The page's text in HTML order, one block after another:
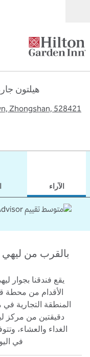
هيلتون
الآراء
بالقرب من
يقع فندقنا بجوار
الأقدام من محطة
دقيقتين من مركز
في